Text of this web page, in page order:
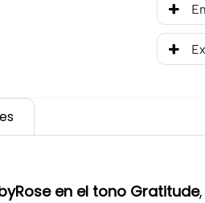
en el tono Gratitude